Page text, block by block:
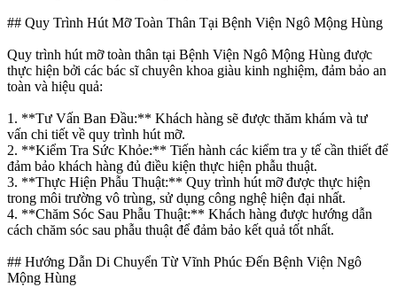
## Quy Trình Hút Mỡ Toàn Thân Tại Bệnh Viện Ngô Mộng Hùng
Quy trình hút mỡ toàn thân tại Bệnh Viện Ngô Mộng Hùng được
thực hiện bởi các bác sĩ chuyên khoa giàu kinh nghiệm, đảm bảo an
toàn và hiệu quả:
1. **Tư Vấn Ban Đầu:** Khách hàng sẽ được thăm khám và tư
vấn chi tiết về quy trình hút mỡ.
2. **Kiểm Tra Sức Khỏe:** Tiến hành các kiểm tra y tế cần thiết để
đảm bảo khách hàng đủ điều kiện thực hiện phẫu thuật.
3. **Thực Hiện Phẫu Thuật:** Quy trình hút mỡ được thực hiện
trong môi trường vô trùng, sử dụng công nghệ hiện đại nhất.
4. **Chăm Sóc Sau Phẫu Thuật:** Khách hàng được hướng dẫn
cách chăm sóc sau phẫu thuật để đảm bảo kết quả tốt nhất.
## Hướng Dẫn Di Chuyển Từ Vĩnh Phúc Đến Bệnh Viện Ngô
Mộng Hùng